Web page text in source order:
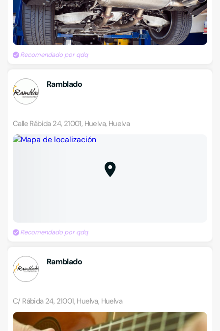
Recomendado por qdq
Ramblado
Calle Rábida 24, 21001, Huelva, Huelva
Recomendado por qdq
Ramblado
C/ Rábida 24, 21001, Huelva, Huelva